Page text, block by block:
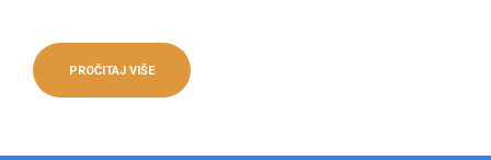
PROČITAJ VIŠE